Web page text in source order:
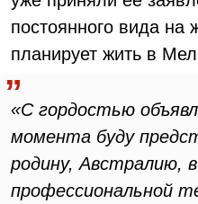
постоянного вида на
планирует жить в
«С гордостью
момента буду
родину, Австралию,
профессиональной